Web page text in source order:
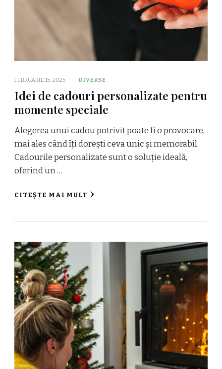
FEBRUARIE 15, 2025 DIVERSE
Idei de cadouri personalizate pentru
momente speciale
Alegerea unui cadou potrivit poate fi o provocare,
mai ales când îți dorești ceva unic și memorabil.
Cadourile personalizate sunt o soluție ideală,
oferind un …
CITEȘTE MAI MULT